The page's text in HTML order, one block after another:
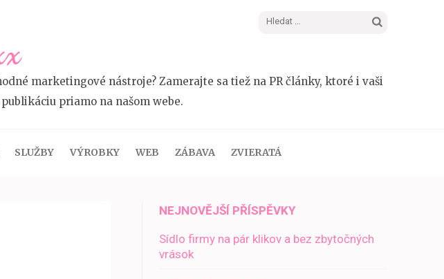
Vyhledávání
marketingové nástroje? Zamerajte sa tiež na PR články, ktoré i vaši
priamo na našom webe.
SLUŽBY VÝROBKY WEB ZÁBAVA ZVIERATÁ
NEJNOVĚJŠÍ PŘÍSPĚVKY
Sídlo firmy na pár klikov a bez zbytočných
vrások